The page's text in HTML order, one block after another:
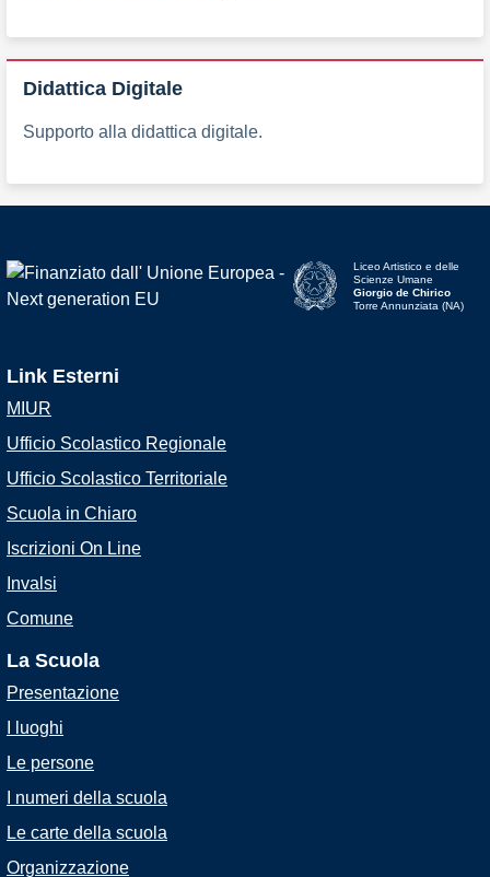
Didattica Digitale
Supporto alla didattica digitale.
Liceo Artistico e delle
Scienze Umane
Giorgio de Chirico
Torre Annunziata (NA)
Link Esterni
MIUR
Ufficio Scolastico Regionale
Ufficio Scolastico Territoriale
Scuola in Chiaro
Iscrizioni On Line
Invalsi
Comune
La Scuola
Presentazione
I luoghi
Le persone
I numeri della scuola
Le carte della scuola
Organizzazione